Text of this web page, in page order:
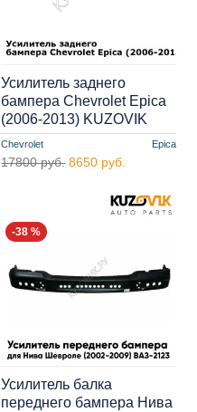
Chevrolet Epica
Усилитель заднего
бампера Chevrolet Epica
(2006-2013) KUZOVIK
17800 руб. 8650 руб.
-38 %
Усилитель балка
переднего бампера Нива